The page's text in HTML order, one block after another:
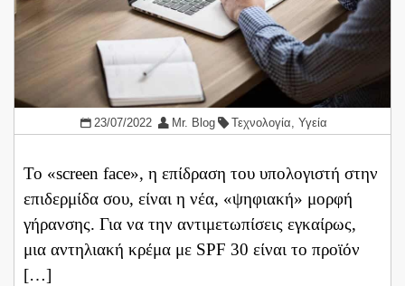
23/07/2022 Mr. Blog Τεχνολογία, Υγεία
Το «screen face», η επίδραση του υπολογιστή στην
επιδερμίδα σου, είναι η νέα, «ψηφιακή» μορφή
γήρανσης. Για να την αντιμετωπίσεις εγκαίρως,
μια αντηλιακή κρέμα με SPF 30 είναι το προϊόν
[…]